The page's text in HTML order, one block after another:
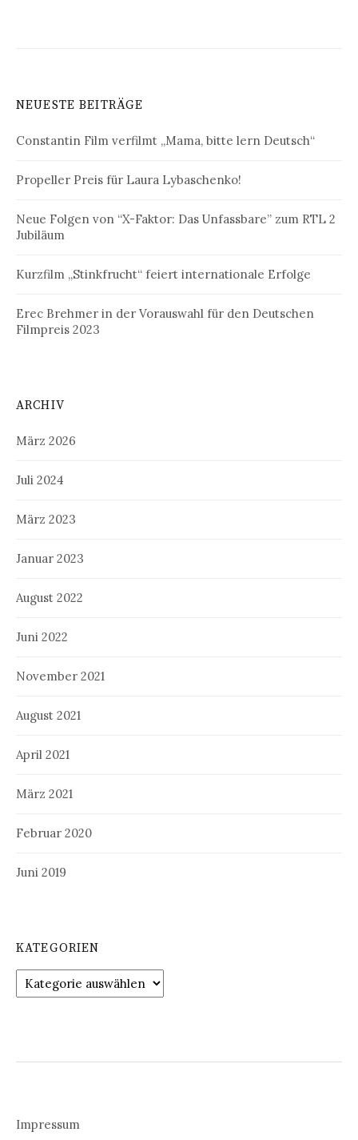
NEUESTE BEITRÄGE
Constantin Film verfilmt „Mama, bitte lern Deutsch“
Propeller Preis für Laura Lybaschenko!
Neue Folgen von “X-Faktor: Das Unfassbare” zum RTL 2
Jubiläum
Kurzfilm „Stinkfrucht“ feiert internationale Erfolge
Erec Brehmer in der Vorauswahl für den Deutschen
Filmpreis 2023
ARCHIV
März 2026
Juli 2024
März 2023
Januar 2023
August 2022
Juni 2022
November 2021
August 2021
April 2021
März 2021
Februar 2020
Juni 2019
KATEGORIEN
Kategorien
Impressum